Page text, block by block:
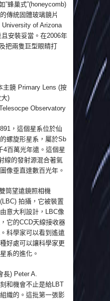
”蜂巢式”(honeycomb)
傳統固體玻璃鏡片
of Arizona
安裝妥當。在2006年
把兩隻巨型眼睛打
主鏡 Primary Lens (按
)
Observatory
，這個星系位於仙
螺旋形星系，屬於Sb
4百萬光年遠。這個星
線的發射源混合著氣
像垂直達數百光年。
筒望遠鏡照相機
拍攝，它被裝置
意大利設計，LBC像
它的CCD天線接收器
科學家可以看到遙遠
好處可以讓科學家更
系的進化。
長) Peter A.
和機會不止是給LBT
織的。這批第一張影